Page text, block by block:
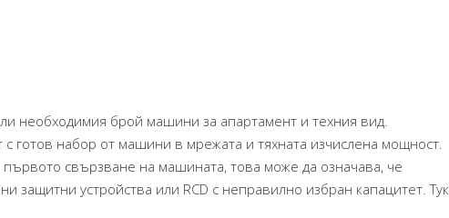
необходимия брой машини за апартамент и техния вид.
готов набор от машини в мрежата и тяхната изчислена мощност.
свързване на машината, това може да означава, че
защитни устройства или RCD с неправилно избран капацитет. Тук